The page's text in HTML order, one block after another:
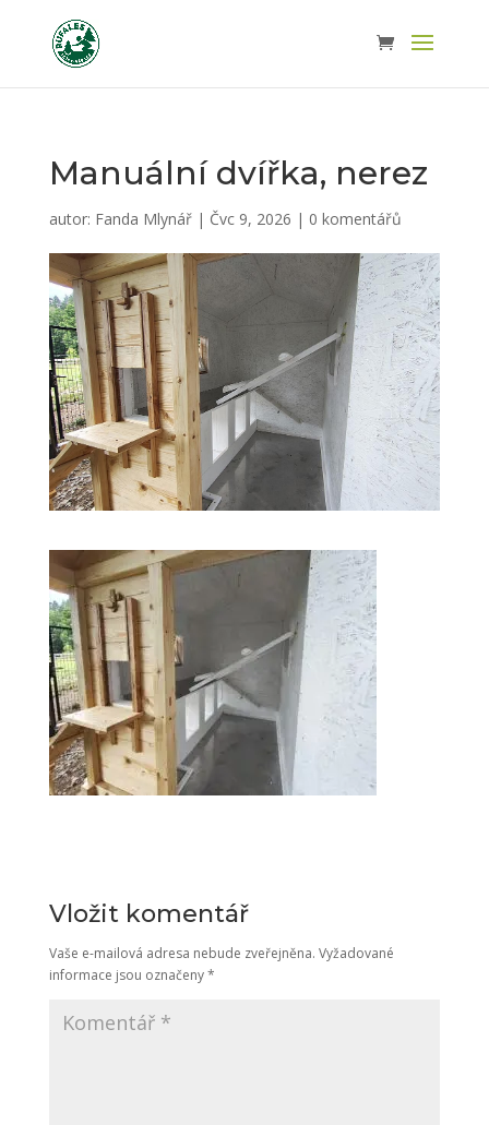
Manuální dvířka, nerez
autor: Fanda Mlynář| Čvc 9, 2026 | 0 komentářů
Vložit komentář
Vaše e-mailová adresa nebude zveřejněna. Vyžadované
informace jsou označeny*